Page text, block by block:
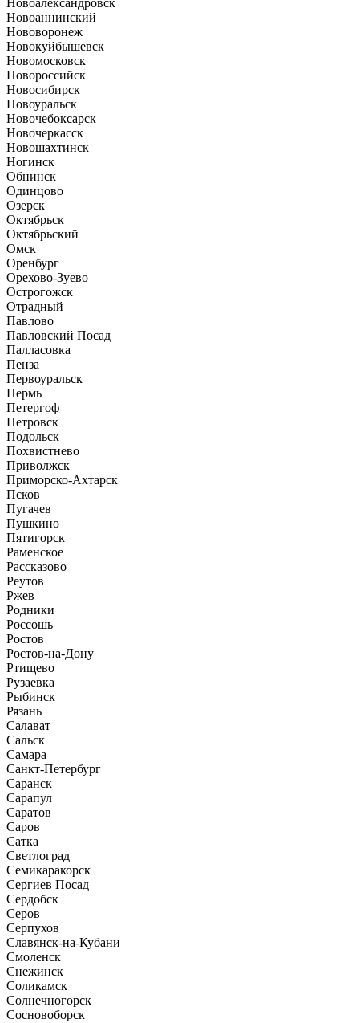
Новоалександровск
Новоаннинский
Нововоронеж
Новокуйбышевск
Новомосковск
Новороссийск
Новосибирск
Новоуральск
Новочебоксарск
Новочеркасск
Новошахтинск
Ногинск
Обнинск
Одинцово
Озерск
Октябрьск
Октябрьский
Омск
Оренбург
Орехово-Зуево
Острогожск
Отрадный
Павлово
Павловский Посад
Палласовка
Пенза
Первоуральск
Пермь
Петергоф
Петровск
Подольск
Похвистнево
Приволжск
Приморско-Ахтарск
Псков
Пугачев
Пушкино
Пятигорск
Раменское
Рассказово
Реутов
Ржев
Родники
Россошь
Ростов
Ростов-на-Дону
Ртищево
Рузаевка
Рыбинск
Рязань
Салават
Сальск
Самара
Санкт-Петербург
Саранск
Сарапул
Саратов
Саров
Сатка
Светлоград
Семикаракорск
Сергиев Посад
Сердобск
Серов
Серпухов
Славянск-на-Кубани
Смоленск
Снежинск
Соликамск
Солнечногорск
Сосновоборск